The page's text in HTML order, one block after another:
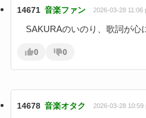
14671 音楽ファン 2026-03-28 11:06
SAKURAのいのり、歌詞が心
0 0
14678 音楽オタク 2026-03-28 10:59